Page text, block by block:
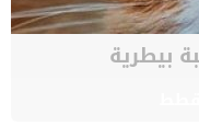
بيطرية